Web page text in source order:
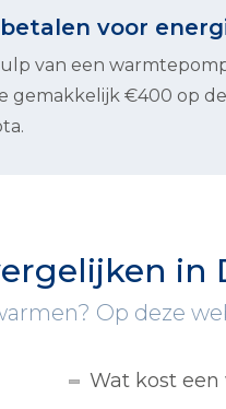
voor
van een
gemakkelijk €400 op de
in
Op deze
Wat kost